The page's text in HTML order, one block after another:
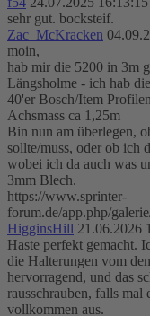
sehr gut. bocksteif.
Zac_McKracken
moin,
hab mir die 5200 in 3m
Längsholme - ich hab
40'er Bosch/Item
Achsmass ca 1,25m
Bin nun am überlegen,
sollte/muss, oder ob ich
wobei ich da auch was
3mm Blech.
https://www.sprinter-
forum.de/app.php/
HigginsHill 21.06.2026
Haste perfekt gemacht.
die Halterungen vom
hervorragend, und das
rausschrauben, falls
vollkommen aus.